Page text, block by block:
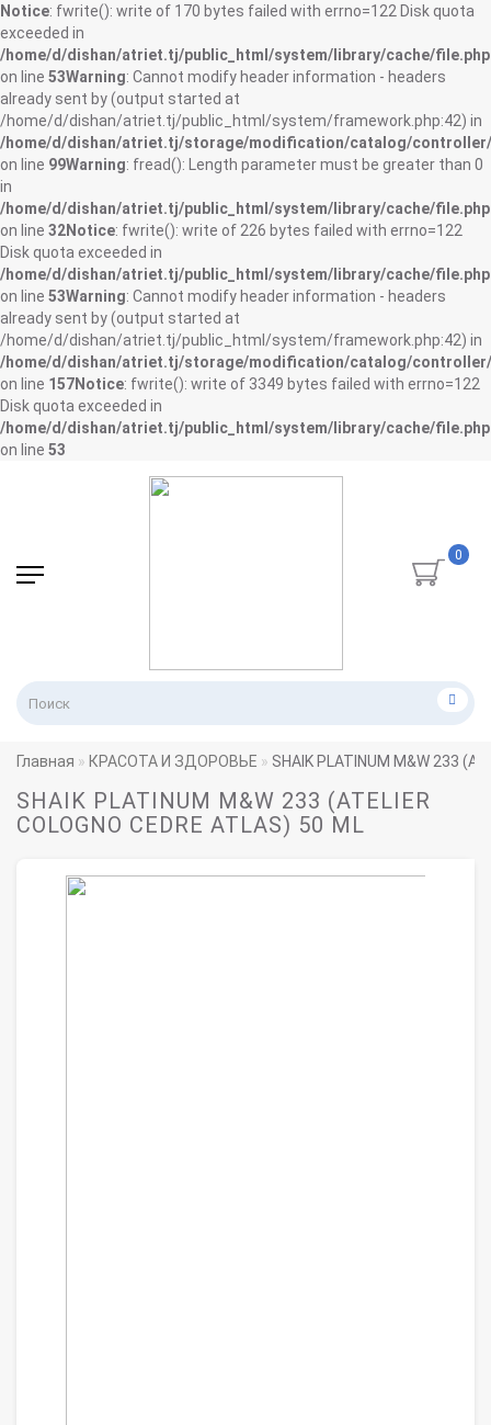
Notice: fwrite(): write of 170 bytes failed with errno=122 Disk quota
exceeded in
/home/d/dishan/atriet.tj/public_html/system/library/cache/file.php
on line 53Warning: Cannot modify header information - headers
already sent by (output started at
/home/d/dishan/atriet.tj/public_html/system/framework.php:42) in
/home/d/dishan/atriet.tj/storage/modification/catalog/
on line 99Warning: fread(): Length parameter must be greater than 0
in
/home/d/dishan/atriet.tj/public_html/system/library/cache/file.php
on line 32Notice: fwrite(): write of 226 bytes failed with errno=122
Disk quota exceeded in
/home/d/dishan/atriet.tj/public_html/system/library/cache/file.php
on line 53Warning: Cannot modify header information - headers
already sent by (output started at
/home/d/dishan/atriet.tj/public_html/system/framework.php:42) in
/home/d/dishan/atriet.tj/storage/modification/catalog/
on line 157Notice: fwrite(): write of 3349 bytes failed with errno=122
Disk quota exceeded in
/home/d/dishan/atriet.tj/public_html/system/library/cache/file.php
on line 53
0
Главная КРАСОТА И ЗДОРОВЬЕ SHAIK PLATINUM M&W 233
SHAIK PLATINUM M&W 233 (ATELIER
COLOGNO CEDRE ATLAS) 50 ML